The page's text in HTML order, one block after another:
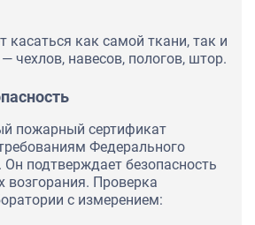
касаться как самой ткани, так и
чехлов, навесов, пологов, штор.
пожарный сертификат
Федерального
подтверждает безопасность
возгорания. Проверка
с измерением: